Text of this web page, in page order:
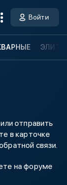
Войти
отправить
в карточке
связи.
на форуме